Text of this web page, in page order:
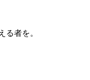
る者を。